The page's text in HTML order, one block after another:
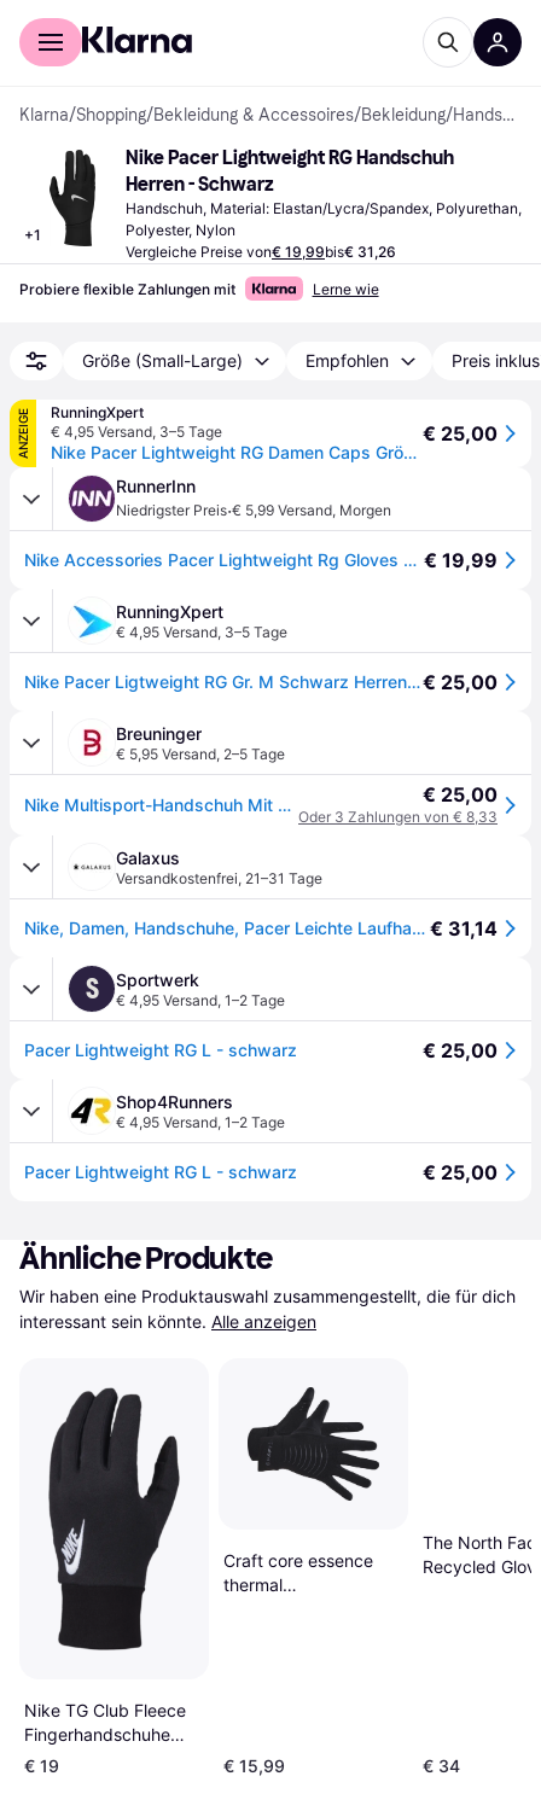
Für Shopper
Klarna/Shopping/Bekleidung & Accessoires/Bekleidung/ Handschuhe
+1
Nike Pacer Lightweight RG Handschuh
Herren - Schwarz
Handschuh, Material: Elastan/Lycra/Spandex, Polyurethan,
Polyester, Nylon
Vergleiche Preise von€ 19,99bis€ 31,26
Probiere flexible Zahlungen mit Lerne wie
Größe (Small-Large) Empfohlen Preis
ANZEIGE
RunningXpert
€ 4,95 Versand, 3–5 Tage
Nike Pacer Lightweight RG Damen Caps Größe M in Schwarz – Leicht und atmungsaktiv für optimalen Komfort beim Laufen
€ 25,00
RunnerInn
Niedrigster Preis·€ 5,99 Versand, Morgen
Nike Accessories Pacer Lightweight Rg Gloves Schwarz L Mann € 19,99
RunningXpert
€ 4,95 Versand, 3–5 Tage
Nike Pacer Ligtweight RG Gr. M Schwarz Herren - Jetzt bei runningxpert.com!€ 25,00
Breuninger
€ 5,95 Versand, 2–5 Tage
Nike Multisport-Handschuh Mit Touchscreen-Funktion schwarz - SCHWARZ - 7,8,9 € 25,00
Oder 3 Zahlungen von € 8,33
Galaxus
Versandkostenfrei, 21–31 Tage
Nike, Damen, Handschuhe, Pacer Leichte Laufhandschuhe, Schwarz, (M) € 31,14
S Sportwerk
€ 4,95 Versand, 1–2 Tage
Pacer Lightweight RG L - schwarz € 25,00
Shop4Runners
€ 4,95 Versand, 1–2 Tage
Pacer Lightweight RG L - schwarz € 25,00
Ähnliche Produkte
Wir haben eine Produktauswahl zusammengestellt, die für dich
interessant sein könnte. Alle anzeigen
Nike TG Club Fleece
Fingerhandschuhe
091 Black/Black/White
€ 19
Craft core essence
thermal
€ 15,99
The North
Recycled
€ 34